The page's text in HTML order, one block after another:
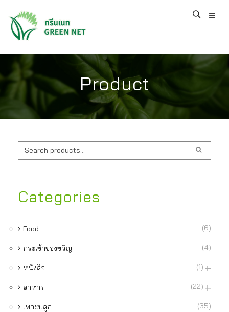
Product
ค้นหา:
Categories
Food (6)
กระเช้าของขวัญ (4)
หนังสือ (1)
อาหาร (22)
เพาะปลูก (35)